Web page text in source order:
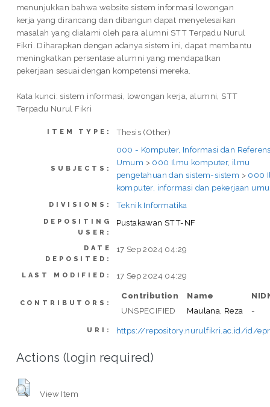
menunjukkan bahwa website sistem informasi lowongan
kerja yang dirancang dan dibangun dapat menyelesaikan
masalah yang dialami oleh para alumni STT Terpadu Nurul
Fikri. Diharapkan dengan adanya sistem ini, dapat membantu
meningkatkan persentase alumni yang mendapatkan
pekerjaan sesuai dengan kompetensi mereka.
Kata kunci: sistem informasi, lowongan kerja, alumni, STT
Terpadu Nurul Fikri
ITEM TYPE: Thesis (Other)
SUBJECTS:
000 - Komputer, Informasi dan
Umum > 000 Ilmu komputer, ilmu
pengetahuan dan sistem-sistem > 000
komputer, informasi dan pekerjaan
DIVISIONS: Teknik Informatika
DEPOSITING
USER:
Pustakawan STT-NF
DATE
DEPOSITED:
17 Sep 2024 04:29
LAST MODIFIED: 17 Sep 2024 04:29
CONTRIBUTORS:
Contribution Name
UNSPECIFIED
Maulana, Reza -
URI: https://repository.nurulfikri.ac.id/id/
Actions (login required)
View Item